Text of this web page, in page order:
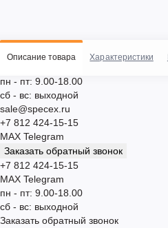
пн - пт: 9.00-18.00
сб - вс: выходной
sale@specex.ru
+7 812 424-15-15
MAX Telegram
Заказать обратный звонок
+7 812 424-15-15
MAX Telegram
пн - пт: 9.00-18.00
сб - вс: выходной
Заказать обратный звонок
Описание товара Характеристики